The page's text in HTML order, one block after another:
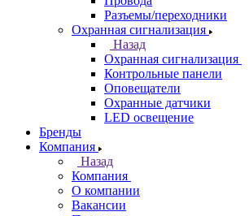
Разъемы/переходники
Охранная сигнализация
Назад
Охранная сигнализация
Контрольные панели
Оповещатели
Охранные датчики
LED освещение
Бренды
Компания
Назад
Компания
О компании
Вакансии